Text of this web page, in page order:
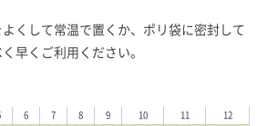
くして常温で置くか、ポリ袋に密封して
早くご利用ください。
6 7 8 9 10 11 12